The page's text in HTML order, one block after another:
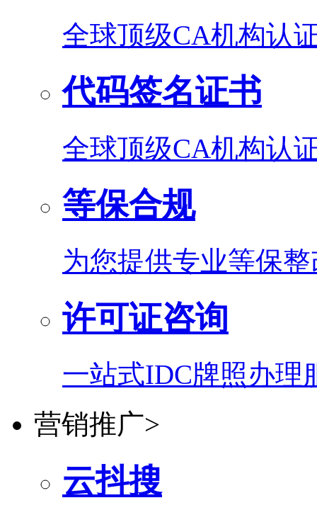
全球顶级CA机构认
代码签名证书
全球顶级CA机构认
等保合规
为您提供专业等保
许可证咨询
一站式IDC牌照办理
营销推广>
云抖搜